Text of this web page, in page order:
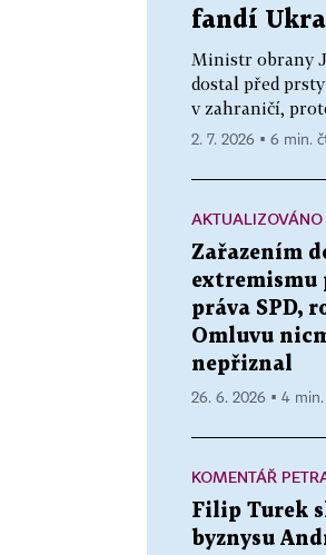
fandí
Ministr obrany
dostal před
v zahraničí,
2. 7. 2026 ▪ 6 min.
AKTUALIZOVÁNO
Zařazením
extremismu
práva SPD,
Omluvu
nepřiznal
26. 6. 2026 ▪ 4
KOMENTÁŘ
Filip Turek
byznysu